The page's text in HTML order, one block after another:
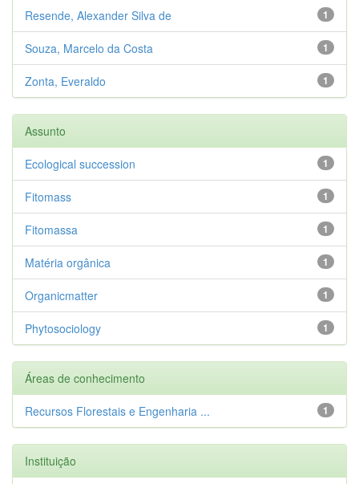
1
Resende, Alexander Silva de
1
Souza, Marcelo da Costa
1
Zonta, Everaldo
Assunto
1
Ecological succession
1
Fitomass
1
Fitomassa
1
Matéria orgânica
1
Organicmatter
1
Phytosociology
Áreas de conhecimento
1
Recursos Florestais e Engenharia ...
Instituição